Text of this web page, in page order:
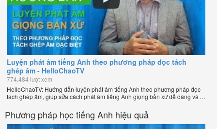
Luyện phát âm tiếng Anh theo phương pháp đọc tách
ghép âm - HelloChaoTV
774,484 lượt xem
HelloChaoTV: Hướng dẫn luyện phát âm tiếng Anh theo phương pháp đọc
tách ghép âm, giúp sửa cách phát âm tiếng Anh giọng bản xứ dễ dàng và
Chương trình dạy tiếng Anh trực tuyến chặt chẽ nhất thế giới!
Phương pháp học tiếng Anh hiệu quả